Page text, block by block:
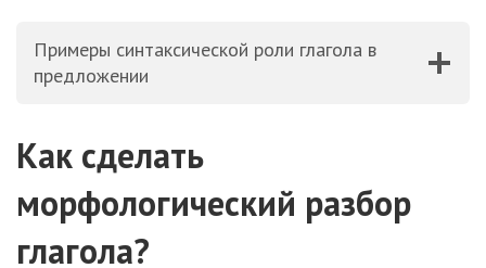
Примеры синтаксической роли глагола в
предложении
Как сделать
морфологический разбор
глагола?